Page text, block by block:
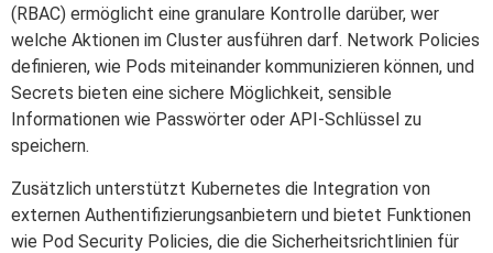
(RBAC) ermöglicht eine granulare Kontrolle darüber, wer
welche Aktionen im Cluster ausführen darf. Network Policies
definieren, wie Pods miteinander kommunizieren können, und
Secrets bieten eine sichere Möglichkeit, sensible
Informationen wie Passwörter oder API-Schlüssel zu
speichern.
Zusätzlich unterstützt Kubernetes die Integration von
externen Authentifizierungsanbietern und bietet Funktionen
wie Pod Security Policies, die die Sicherheitsrichtlinien für